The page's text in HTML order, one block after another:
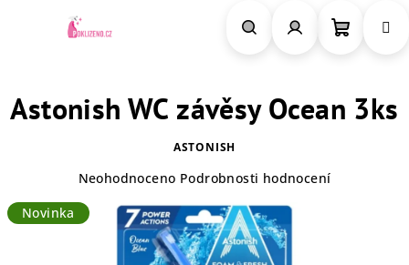
košík
Astonish WC závěsy Ocean 3ks
ASTONISH
produktu
Neohodnoceno Podrobnosti hodnocení
Novinka